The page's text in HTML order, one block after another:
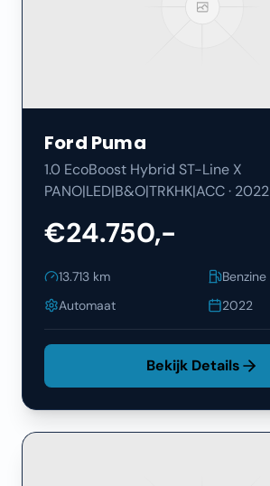
Ford Puma
1.0 EcoBoost Hybrid ST-Line X
PANO|LED|B&O|TRKHK|ACC· 2022
€24.750,-
13.713 km
Benzine
Automaat
2022
Bekijk Details